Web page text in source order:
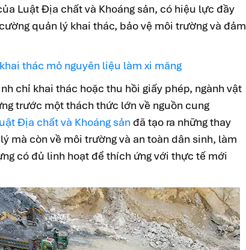
Luật Địa chất và Khoáng sản, có hiệu lực đầy
quản lý khai thác, bảo vệ môi trường và đảm
thác mỏ nguyên liệu làm xi măng
chỉ khai thác hoặc thu hồi giấy phép, ngành vật
trước một thách thức lớn về nguồn cung
Địa chất và Khoáng sản đã tạo ra những thay
mà còn về môi trường và an toàn dân sinh, làm
có đủ linh hoạt để thích ứng với thực tế mới